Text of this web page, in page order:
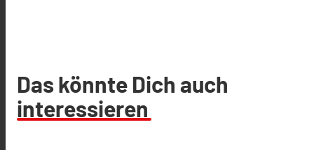
Das könnte Dich auch
interessieren